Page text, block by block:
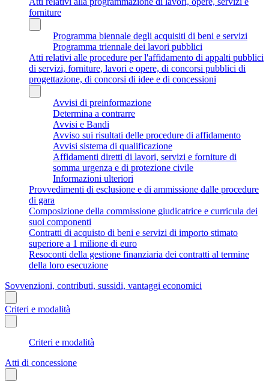
forniture
Programma biennale degli acquisiti di beni e servizi
Programma triennale dei lavori pubblici
Atti relativi alle procedure per l'affidamento di appalti pubblici
di servizi, forniture, lavori e opere, di concorsi pubblici di
progettazione, di concorsi di idee e di concessioni
Avvisi di preinformazione
Determina a contrarre
Avvisi e Bandi
Avviso sui risultati delle procedure di affidamento
Avvisi sistema di qualificazione
Affidamenti diretti di lavori, servizi e forniture di
somma urgenza e di protezione civile
Informazioni ulteriori
Provvedimenti di esclusione e di ammissione dalle procedure
di gara
Composizione della commissione giudicatrice e curricula dei
suoi componenti
Contratti di acquisto di beni e servizi di importo stimato
superiore a 1 milione di euro
Resoconti della gestione finanziaria dei contratti al termine
della loro esecuzione
Sovvenzioni, contributi, sussidi, vantaggi economici
Criteri e modalità
Criteri e modalità
Atti di concessione